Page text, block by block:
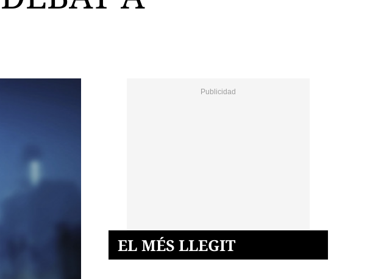
EL MÉS LLEGIT